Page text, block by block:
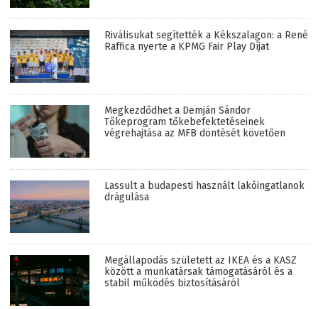
Riválisukat segítették a Kékszalagon: a René
Raffica nyerte a KPMG Fair Play Díjat
Megkezdődhet a Demján Sándor
Tőkeprogram tőkebefektetéseinek
végrehajtása az MFB döntését követően
Lassult a budapesti használt lakóingatlanok
drágulása
Megállapodás született az IKEA és a KASZ
között a munkatársak támogatásáról és a
stabil működés biztosításáról